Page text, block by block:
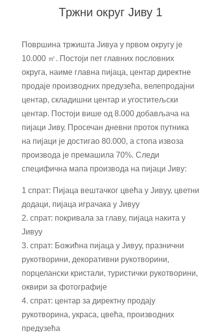
Тржни округ Јиву 1
Површина тржишта Јивуа у првом округу је
10.000 ㎡. Постоји пет главних пословних
округа, наиме главна пијаца, центар директне
продаје производних предузећа, велепродајни
центар, складишни центар и угоститељски
центар. Постоји више од 8.000 добављача на
пијаци Јиву. Просечан дневни проток путника
на пијаци је достигао 80.000, а стопа извоза
производа је премашила 70%. Следи
специфична мапа производа на пијаци Јиву:
1 спрат: Пијаца вештачког цвећа у Јивуу, цветни
додаци, пијаца играчака у Јивуу
2. спрат: покривала за главу, пијаца накита у
Јивуу
3. спрат: Божићна пијаца у Јивуу, празнични
рукотворини, декоративни рукотворини,
порцелански кристали, туристички рукотворини,
оквири за фотографије
4. спрат: центар за директну продају
рукотворина, украса, цвећа, производних
предузећа